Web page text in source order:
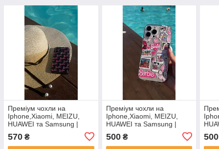
Преміум чохли на
Iphone,Xiaomi, MEIZU,
HUAWEI та Samsung |
570 ₴
Преміум чохли на
Iphone,Xiaomi, MEIZU,
HUAWEI та Samsung |
500₴ 500